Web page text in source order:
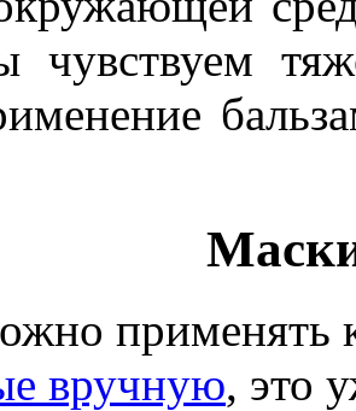
чувствуем
применять
вручную, это